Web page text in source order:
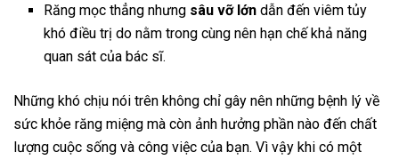
Răng mọc thẳng nhưng sâu vỡ lớn dẫn đến viêm tủy
khó điều trị do nằm trong cùng nên hạn chế khả năng
quan sát của bác sĩ.
Những khó chịu nói trên không chỉ gây nên những bệnh lý về
sức khỏe răng miệng mà còn ảnh hưởng phần nào đến chất
lượng cuộc sống và công việc của bạn. Vì vậy khi có một